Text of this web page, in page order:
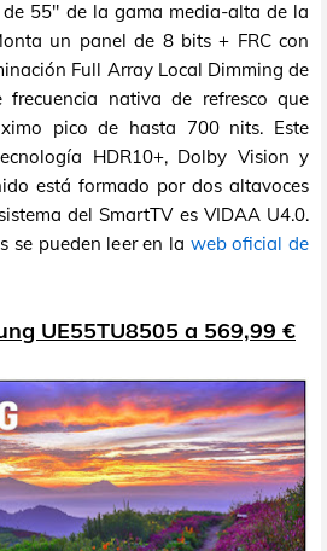
de 55" de la gama media-alta de la
un panel de 8 bits + FRC con
Full Array Local Dimming de
nativa de refresco que
pico de hasta 700 nits. Este
HDR10+, Dolby Vision y
está formado por dos altavoces
del SmartTV es VIDAA U4.0.
se pueden leer en la web oficial de
UE55TU8505 a 569,99 €